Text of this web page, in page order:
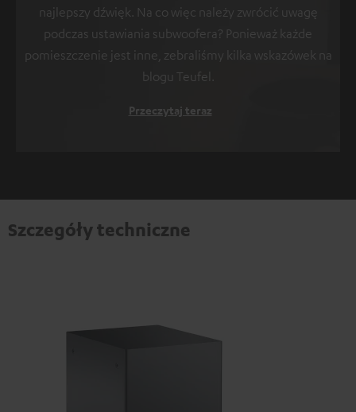
najlepszy dźwięk. Na co więc należy zwrócić uwagę
podczas ustawiania subwoofera? Ponieważ każde
pomieszczenie jest inne, zebraliśmy kilka wskazówek na
blogu Teufel.
Przeczytaj teraz
Szczegóły techniczne